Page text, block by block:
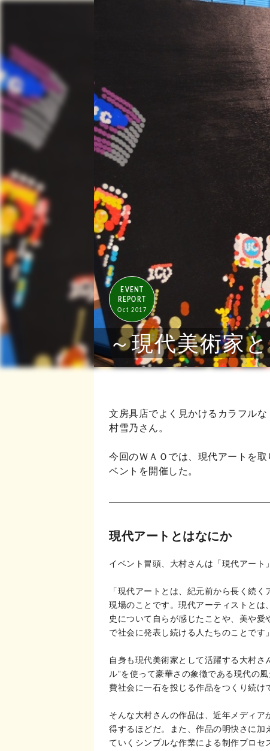
EVENT
REPORT
Oct 2017
～現代美術家
文房具店でよく見かけるカラフル
村雪乃さん。
今回のＷＡＯでは、現代アートを
ベントを開催した。
現代アートとはなにか
イベント冒頭、大村さんは「現代アート
「現代アートとは、紀元前から長く続
現場のことです。現代アーティストと
史について自らが感じたことや、美や
で社会に発表し続ける人たちのことです
自身も現代美術家として活躍する大村さ
ル”を使って豪華さの象徴である現代の
費社会に一石を投じる作品をつくり続け
そんな大村さんの作品は、近年メディ
得するほどだ。また、作品の明快さに加
ていくシンプルな作業による制作プロ